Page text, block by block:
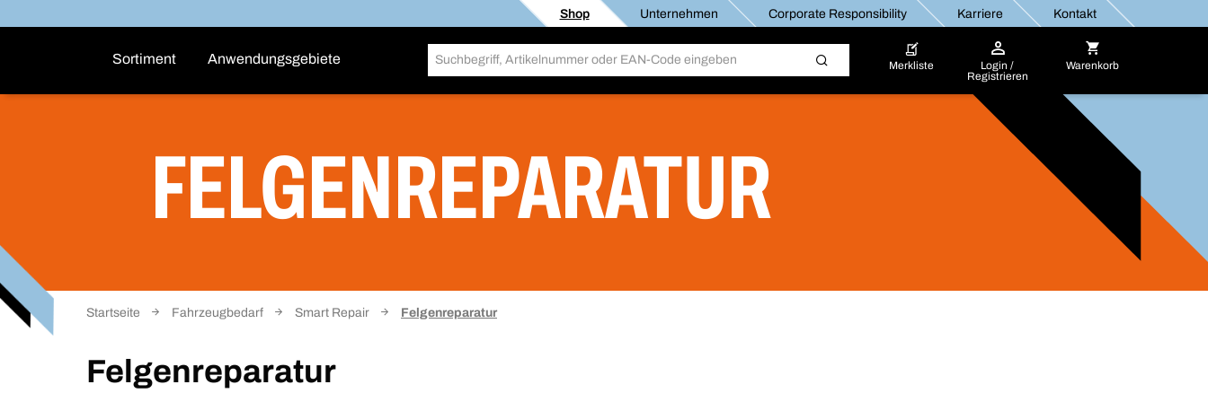
Shop Unternehmen Corporate Responsibility Karriere Kontakt
Sortiment Anwendungsgebiete Merkliste
Login /
Registrieren
Warenkorb
FELGENREPARATUR
Startseite Fahrzeugbedarf Smart Repair Felgenreparatur
Felgenreparatur